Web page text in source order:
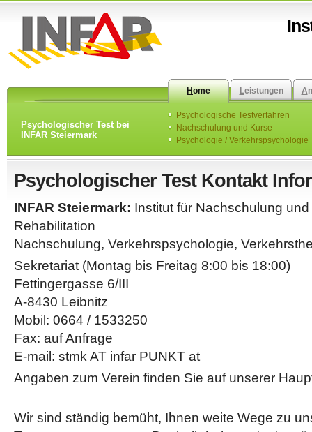
Home Leistungen A
Psychologischer Test bei
INFAR Steiermark
Psychologische Testverfahren
Nachschulung und Kurse
Psychologie / Verkehrspsychologie
Psychologischer Test Kontakt
INFAR Steiermark: Institut für Nachschulung
Rehabilitation
Nachschulung, Verkehrspsychologie,
Sekretariat (Montag bis Freitag 8:00 bis 18:00)
Fettingergasse 6/III
A-8430 Leibnitz
Mobil: 0664 / 1533250
Fax: auf Anfrage
E-mail: stmk AT infar PUNKT at
Angaben zum Verein finden Sie auf unserer
Wir sind ständig bemüht, Ihnen weite Wege zu